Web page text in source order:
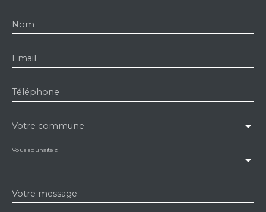
Nom
Email
Téléphone
Votre commune
-
Vous souhaitez
Votre message